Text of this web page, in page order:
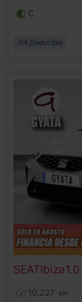
C
IVA Deducible
SEATIbiza
10.227 km